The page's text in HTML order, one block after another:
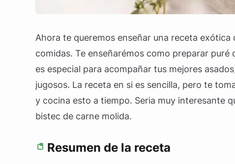
Ahora te queremos enseñar una receta
comidas. Te enseñarémos como preparar
es especial para acompañar tus mejores
jugosos. La receta en si es sencilla, pero te
y cocina esto a tiempo. Seria muy interesante
bistec de carne molida.
Resumen de la receta